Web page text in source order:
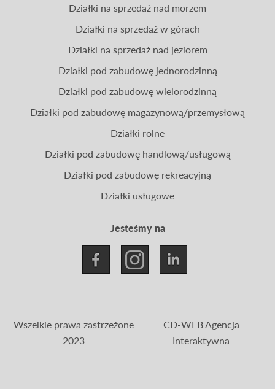
Jesteśmy na
Działki na sprzedaż nad morzem
Działki na sprzedaż w górach
Działki na sprzedaż nad jeziorem
Działki pod zabudowę jednorodzinną
Działki pod zabudowę wielorodzinną
Działki pod zabudowę magazynową/przemysłową
Działki rolne
Działki pod zabudowę handlową/usługową
Działki pod zabudowę rekreacyjną
Działki usługowe
Wszelkie prawa zastrzeżone
2023
CD-WEB Agencja
Interaktywna